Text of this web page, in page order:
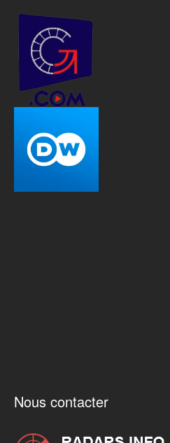
Nous contacter